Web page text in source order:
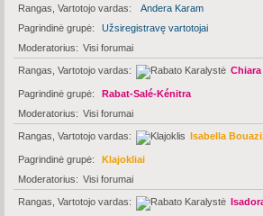
Rangas, Vartotojo vardas
Andera Karam
Pagrindinė grupė
Užsiregistravę vartotojai
Moderatorius
Visi forumai
Rangas, Vartotojo vardas Chiara
Pagrindinė grupė
Rabat-Salé-Kénitra
Moderatorius
Visi forumai
Rangas, Vartotojo vardas Isabella
Pagrindinė grupė
Klajokliai
Moderatorius
Visi forumai
Rangas, Vartotojo vardas